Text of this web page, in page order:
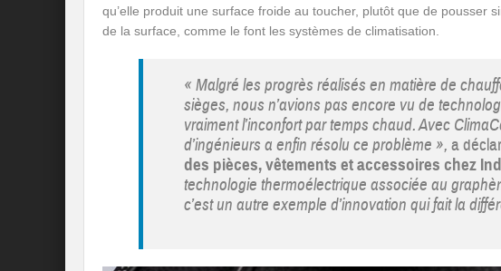
qu’elle produit une surface froide au toucher, plutôt que de pousser
de la surface, comme le font les systèmes de climatisation.
« Malgré les progrès réalisés en matière de
sièges, nous n’avions pas encore vu de
vraiment l’inconfort par temps chaud. Avec
d’ingénieurs a enfin résolu ce problème », a
des pièces, vêtements et accessoires chez
technologie thermoélectrique associée au
c’est un autre exemple d’innovation qui fait la